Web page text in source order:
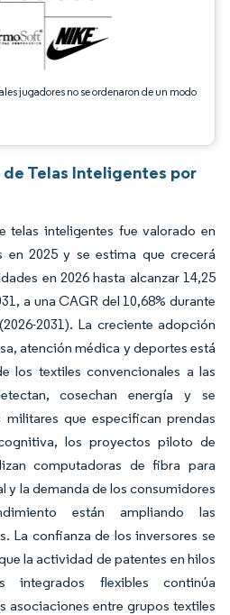
jugadores no se ordenaron de un modo
Telas Inteligentes por
telas inteligentes fue valorado en
en 2025 y se estima que crecerá
en 2026 hasta alcanzar 14,25
a una CAGR del 10,68% durante
2031). La creciente adopción
atención médica y deportes está
los textiles convencionales a las
cosechan energía y se
que especifican prendas
los proyectos piloto de
computadoras de fibra para
y la demanda de los consumidores
están ampliando las
La confianza de los inversores se
la actividad de patentes en hilos
integrados flexibles continúa
asociaciones entre grupos textiles